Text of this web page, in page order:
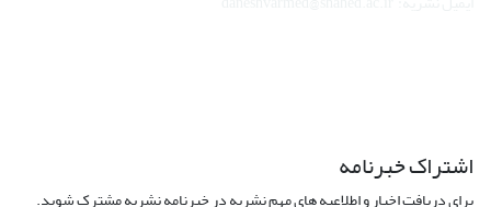
اشتراک خبرنامه
برای دریافت اخبار و اطلاعیه های مهم نشریه در خبرنامه نشریه مشترک شوید.